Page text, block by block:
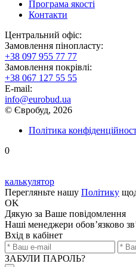
Програма якості
Контакти
Центральний офіс:
Замовлення пінопласту:
+38 097 955 77 77
Замовлення покрівлі:
+38 067 127 55 55
E-mail:
info@eurobud.ua
© Євробуд, 2026
Політика
0
калькулятор
Перегляньте нашу Політику
OK
Дякую за Ваше повідомлення
Наші менеджери обов’язково
Вхід в кабінет
ЗАБУЛИ ПАРОЛЬ?